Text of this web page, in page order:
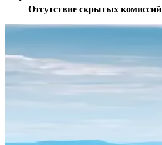
Отсутствие скрытых комиссий